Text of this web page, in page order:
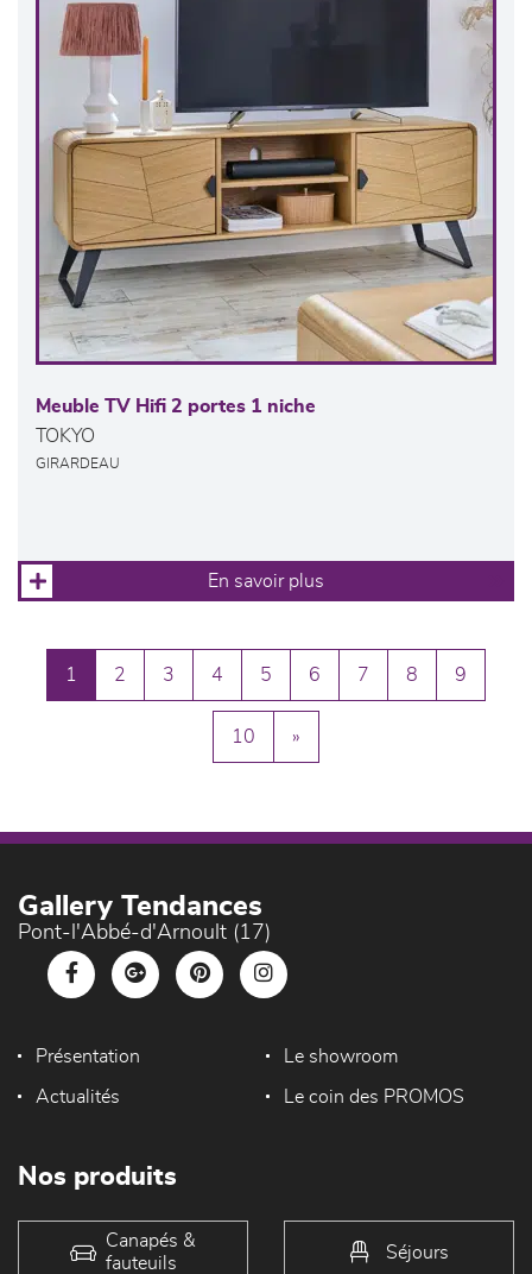
Meuble TV Hifi 2 portes 1 niche
TOKYO
GIRARDEAU
En savoir plus
1 2 3 4 5 6 7 8 9
10 »
Gallery Tendances
Pont-l'Abbé-d'Arnoult (17)
Présentation Le showroom
Actualités Le coin des PROMOS
Nos produits
Canapés &
fauteuils
Séjours